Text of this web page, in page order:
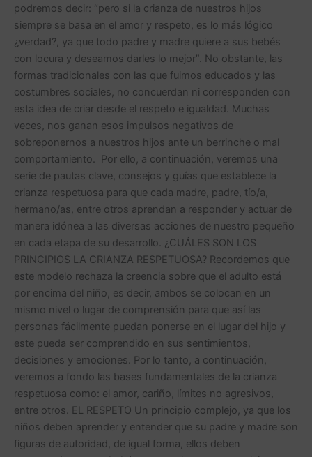
podremos decir: “pero si la crianza de nuestros hijos
siempre se basa en el amor y respeto, es lo más lógico
¿verdad?, ya que todo padre y madre quiere a sus bebés
con locura y deseamos darles lo mejor”. No obstante, las
formas tradicionales con las que fuimos educados y las
costumbres sociales, no concuerdan ni corresponden con
esta idea de criar desde el respeto e igualdad. Muchas
veces, nos ganan esos impulsos negativos de
sobreponernos a nuestros hijos ante un berrinche o mal
comportamiento. Por ello, a continuación, veremos una
serie de pautas clave, consejos y guías que establece la
crianza respetuosa para que cada madre, padre, tío/a,
hermano/as, entre otros aprendan a responder y actuar de
manera idónea a las diversas acciones de nuestro pequeño
en cada etapa de su desarrollo. ¿CUÁLES SON LOS
PRINCIPIOS LA CRIANZA RESPETUOSA? Recordemos que
este modelo rechaza la creencia sobre que el adulto está
por encima del niño, es decir, ambos se colocan en un
mismo nivel o lugar de comprensión para que así las
personas fácilmente puedan ponerse en el lugar del hijo y
este pueda ser comprendido en sus sentimientos,
decisiones y emociones. Por lo tanto, a continuación,
veremos a fondo las bases fundamentales de la crianza
respetuosa como: el amor, cariño, límites no agresivos,
entre otros. EL RESPETO Un principio complejo, ya que los
niños deben aprender y entender que su padre y madre son
figuras de autoridad, de igual forma, ellos deben